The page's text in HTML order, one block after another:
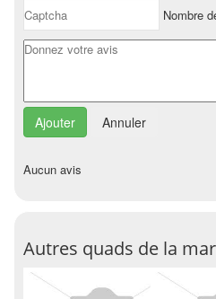
Nombre
Annuler
Aucun avis
Autres quads de la